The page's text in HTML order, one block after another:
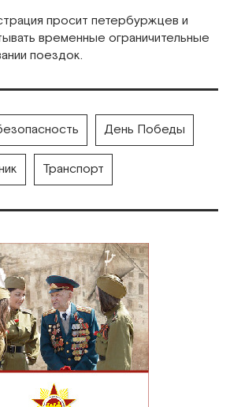
просит петербуржцев и
временные ограничительные
поездок.
День Победы
Транспорт